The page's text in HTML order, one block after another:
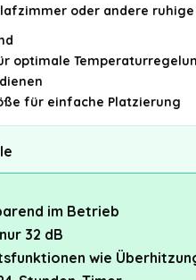
oder andere
optimale
für einfache Platzierung
im Betrieb
32 dB
wie